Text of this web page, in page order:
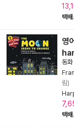
택배
영
동
림)
택배